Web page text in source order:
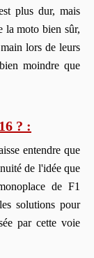
plus dur, mais
la moto bien sûr,
lors de leurs
moindre que
? :
entendre que
de l'idée que
de F1
solutions pour
par cette voie